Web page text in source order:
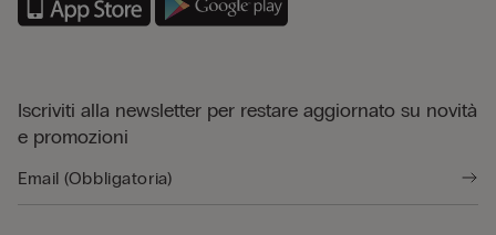
Iscriviti alla newsletter per restare aggiornato su novità
e promozioni